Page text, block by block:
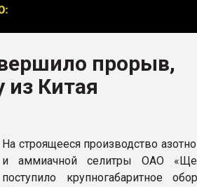
прорыв,
из Китая
На строящееся производство
и аммиачной селитры ОАО
поступило крупногабаритное